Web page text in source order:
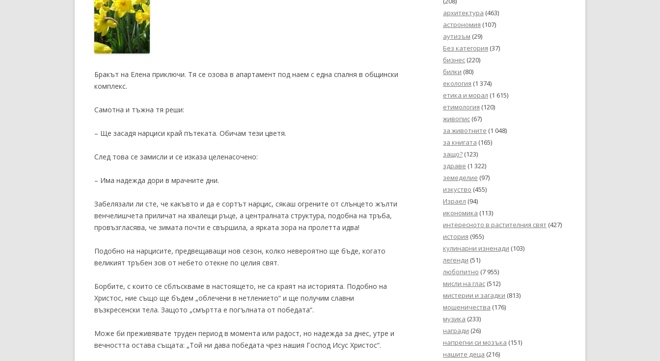
Бракът на Елена приключи. Тя се озова в апартамент под наем с една спалня в общински
комплекс.
Самотна и тъжна тя реши:
– Ще засадя нарциси край пътеката. Обичам тези цветя.
След това се замисли и се изказа целенасочено:
– Има надежда дори в мрачните дни.
Забелязали ли сте, че какъвто и да е сортът нарцис, сякаш огрените от слънцето жълти
венчелишчета приличат на хвалещи ръце, а централната структура, подобна на тръба,
провъзгласява, че зимата почти е свършила, а ярката зора на пролетта идва!
Подобно на нарцисите, предвещаващи нов сезон, колко невероятно ще бъде, когато
великият тръбен зов от небето отекне по целия свят.
Борбите, с които се сблъскваме в настоящето, не са краят на историята. Подобно на
Христос, ние също ще бъдем „облечени в нетлението“ и ще получим славни
възкресенски тела. Защото „смъртта е погълната от победата“.
Може би преживявате труден период в момента или радост, но надежда за днес, утре и
вечността остава същата: „Той ни дава победата чрез нашия Господ Исус Христос“.
архитектура (463)
астрономия (107)
аутизъм (29)
Без категория (37)
бизнес (220)
билки (80)
екология (1 374)
етика и морал (1 615)
етимология (120)
живопис (67)
за животните (1 048)
за книгата (165)
защо? (123)
здраве (1 322)
земеделие (97)
изкуство (455)
Израел (94)
икономика (113)
интересното в растителния свят (427)
история (955)
кулинарни изненади (103)
легенди (51)
любопитно (7 955)
мисли на глас (512)
мистерии и загадки (813)
мошеничества (176)
музика (233)
награди (26)
напрегни си мозъка (151)
нашите деца (216)